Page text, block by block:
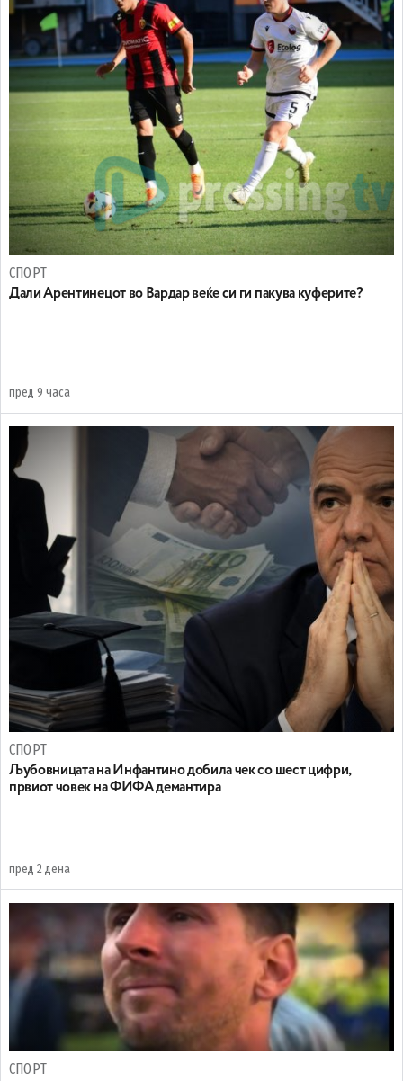
СПОРТ
Дали Арентинецот во Вардар веќе си ги пакува куферите?
пред 9 часа
СПОРТ
Љубовницата на Инфантино добила чек со шест цифри,
првиот човек на ФИФА демантира
пред 2 дена
СПОРТ